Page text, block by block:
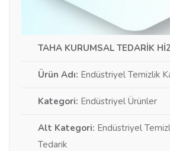
TAHA KURUMSAL TEDARİK
Ürün Adı: Endüstriyel Temizlik
Kategori: Endüstriyel Ürünler
Alt Kategori: Endüstriyel
Tedarik